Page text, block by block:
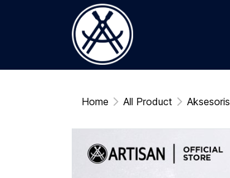
Home All Product Aksesoris